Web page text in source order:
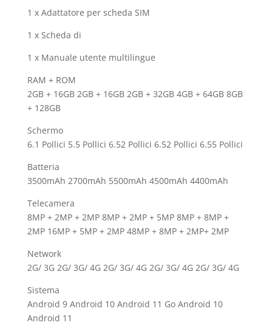
1 x Adattatore per scheda SIM
1 x Scheda di
1 x Manuale utente multilingue
RAM + ROM
2GB + 16GB 2GB + 16GB 2GB + 32GB 4GB + 64GB 8GB
+ 128GB
Schermo
6.1 Pollici 5.5 Pollici 6.52 Pollici 6.52 Pollici 6.55 Pollici
Batteria
3500mAh 2700mAh 5500mAh 4500mAh 4400mAh
Telecamera
8MP + 2MP + 2MP 8MP + 2MP + 5MP 8MP + 8MP +
2MP 16MP + 5MP + 2MP 48MP + 8MP + 2MP+ 2MP
Network
2G/ 3G 2G/ 3G/ 4G 2G/ 3G/ 4G 2G/ 3G/ 4G 2G/ 3G/ 4G
Sistema
Android 9 Android 10 Android 11 Go Android 10
Android 11